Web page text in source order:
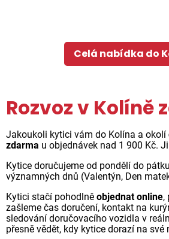
Celá nabídka do
Rozvoz v Kolíně
Jakoukoli kytici vám do Kolína a okolí
zdarma u objednávek nad 1 900 Kč.
Kytice doručujeme od pondělí do
významných dnů (Valentýn, Den
Kytici stačí pohodlně objednat online,
zašleme čas doručení, kontakt na
sledování doručovacího vozidla v
přesně vědět, kdy kytice dorazí na své